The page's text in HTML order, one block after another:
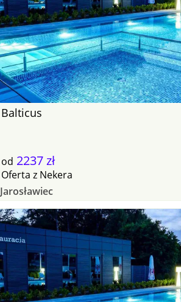
Balticus
od 2237 zł
Oferta z Nekera
Jarosławiec